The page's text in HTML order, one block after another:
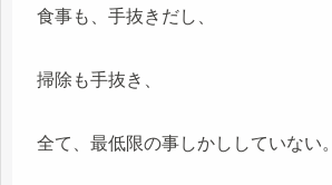
食事も、手抜きだし、
掃除も手抜き、
全て、最低限の事しかししていない。